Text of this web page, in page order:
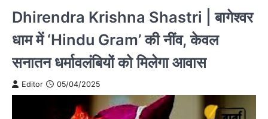
Dhirendra Krishna Shastri | बागेश्वर
धाम में ‘Hindu Gram’ की नींव, केवल
सनातन धर्मावलंबियों को मिलेगा आवास
Editor 05/04/2025